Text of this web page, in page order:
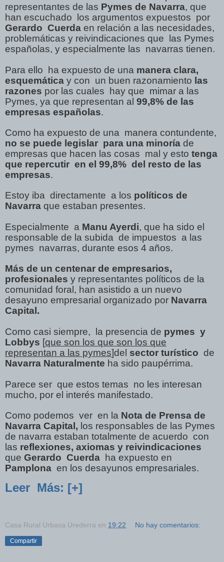
representantes de las Pymes de Navarra, que
han escuchado
los argumentos expuestos por
Gerardo Cuerda en relación a las necesidades,
problemáticas y reivindicaciones que
las Pymes
españolas, y especialmente las navarras tienen.
Para ello
ha expuesto de una manera clara,
esquemática y con un buen razonamiento las
razones por las cuales hay que mimar a las
Pymes, ya que representan al 99,8% de las
empresas españolas.
Como ha expuesto de una manera contundente,
no se puede legislar para una minoría de
empresas que hacen las cosas mal y esto tenga
que repercutir en el 99,8% del resto de las
empresas.
Estoy iba directamente a los políticos de
Navarra que estaban presentes.
Especialmente a Manu Ayerdi, que ha sido el
responsable de la subida de impuestos a las
pymes navarras, durante esos 4 años.
Más de un centenar de empresarios,
profesionales y representantes políticos de la
comunidad foral, han asistido a un nuevo
desayuno empresarial organizado por Navarra
Capital.
Como casi siempre, la presencia de pymes y
Lobbys [que son los que son los que
representan a las pymes]del sector turístico de
Navarra Naturalmente ha sido paupérrima.
Parece ser que estos temas no les interesan
mucho, por el interés manifestado.
Como podemos ver en la Nota de Prensa de
Navarra Capital, los responsables de las Pymes
de navarra estaban totalmente de acuerdo con
las reflexiones, axiomas y reivindicaciones
que Gerardo Cuerda
ha expuesto en
Pamplona en los desayunos empresariales.
Leer Más: [+]
Casa Rural Urbasa Urederra en 19:22 No hay comentarios:
Compartir